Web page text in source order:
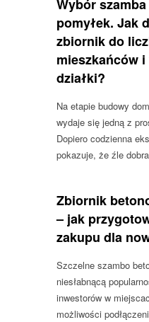
Wybór
pomyłek. Jak
zbiornik do
mieszkańców
działki?
Na etapie budowy
wydaje się jedną z
Dopiero codzienna
pokazuje, że źle
Zbiornik
– jak
zakupu dla
Szczelne szambo
niesłabnącą
inwestorów w
możliwości